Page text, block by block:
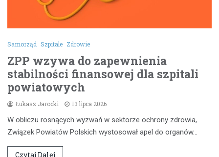
Samorząd Szpitale Zdrowie
ZPP wzywa do zapewnienia
stabilności finansowej dla szpitali
powiatowych
Łukasz Jarocki 13 lipca 2026
W obliczu rosnących wyzwań w sektorze ochrony zdrowia,
Związek Powiatów Polskich wystosował apel do organów…
Czytaj Dalej